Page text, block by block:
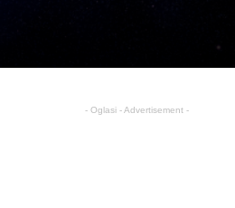
- Oglasi - Advertisement -